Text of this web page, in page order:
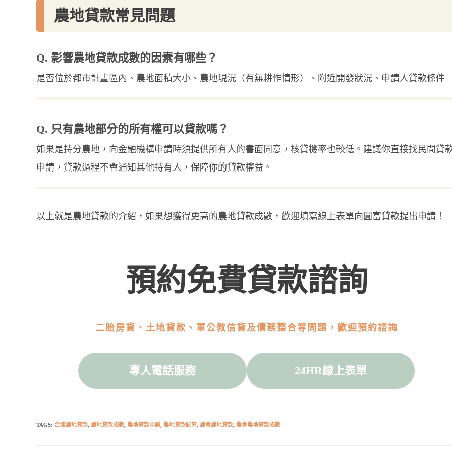
農地貸款常見問題
Q. 影響農地貸款成數的因素有哪些？
是否位於都市計畫區內、農地面積大小、農地現況（有無耕作情形）、附近開發狀況、申請人貸款條件
Q. 只有農地部分的所有權可以貸款嗎？
如果是持分農地，向金融機構申請時須提供所有人的書面同意，核貸機率也較低。建議你直接找民間貸
申請，貸款過程不會通知其他持有人，保障你的貸款權益。
以上就是農地貸款的介紹，如果想獲得更高的農地貸款成數，歡迎填寫線上表單向圓富貸款提出申請！
預約免費貸款諮詢
二胎房貸、土地貸款、軍公教信貸及債務整合等問題，歡迎預約諮詢
專人電話服務 24HR線上表單
TAGS: 合庫農地貸款, 農地貸款成數, 農地貸款申請, 農地貸款試算, 農會農地貸款, 農會農地貸款成數